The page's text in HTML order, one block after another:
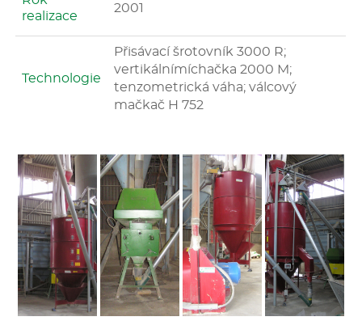
realizace
2001
Technologie
Přisávací šrotovník 3000 R;
vertikálnímíchačka 2000 M;
tenzometrická váha; válcový
mačkač H 752